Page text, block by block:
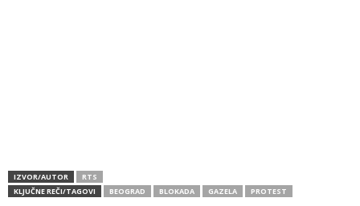
IZVOR/AUTOR
RTS
KLJUČNE REČI/TAGOVI
BEOGRAD BLOKADA GAZELA PROTEST